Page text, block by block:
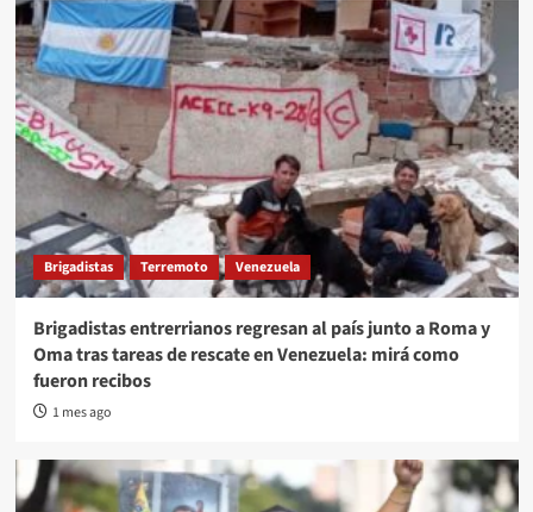
Brigadistas Terremoto Venezuela
Brigadistas entrerrianos regresan al país junto a Roma y
Oma tras tareas de rescate en Venezuela: mirá como
fueron recibos
1 mes ago